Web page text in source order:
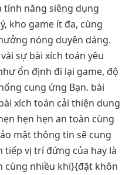
năng siêng dụng
kho game ít đa, cùng
nóng duyên dáng.
sự bài xích toán yêu
ổn định đi lại game, độ
cung ứng Bạn. bài
xích toán cải thiện dung
hẹn hẹn an toàn cùng
mật thông tin sẽ cung
tiếp vị trí đứng của hay là
nhiều khi}{đặt khôn